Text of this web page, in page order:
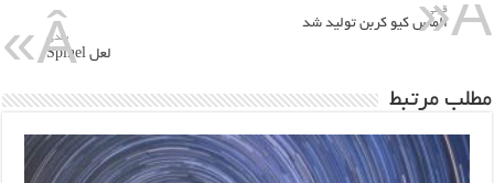
قبلی
الماس کیو کربن تولید شد
بعدی
لعل Spinel
مطلب مرتبط